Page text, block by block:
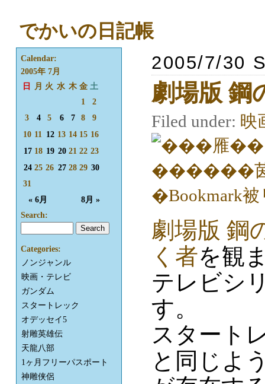
でかいの日記帳
2005/7/30
劇場版 鋼
Filed under: 映
劇場版 鋼
く者を観
テレビシ
す。
スタート
と同じよ
Calendar:
2005年 7月
日
月 火 水 木 金 土
« 6月 8月 »
1
2
3
4 5 6 7 8
9
10 11 12 13 14 15 16
17 18 19 20 21 22 23
24 25 26 27 28 29 30
31
Search:
Categories:
ノンジャンル
映画・テレビ
ガンダム
スタートレック
オデッセイ5
射雕英雄伝
天龍八部
1ヶ月フリーパスポート
神雕侠侶